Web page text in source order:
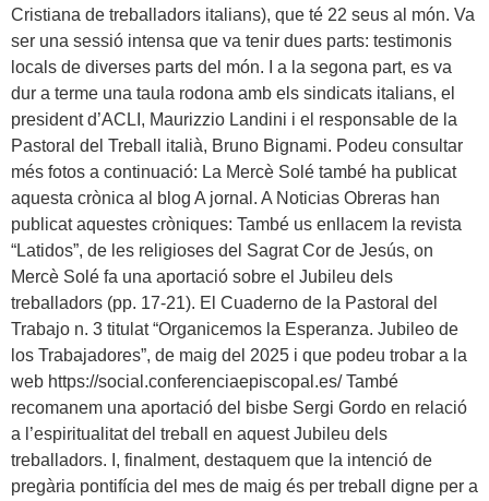
Cristiana de treballadors italians), que té 22 seus al món. Va
ser una sessió intensa que va tenir dues parts: testimonis
locals de diverses parts del món. I a la segona part, es va
dur a terme una taula rodona amb els sindicats italians, el
president d’ACLI, Maurizzio Landini i el responsable de la
Pastoral del Treball italià, Bruno Bignami. Podeu consultar
més fotos a continuació: La Mercè Solé també ha publicat
aquesta crònica al blog A jornal. A Noticias Obreras han
publicat aquestes cròniques: També us enllacem la revista
“Latidos”, de les religioses del Sagrat Cor de Jesús, on
Mercè Solé fa una aportació sobre el Jubileu dels
treballadors (pp. 17-21). El Cuaderno de la Pastoral del
Trabajo n. 3 titulat “Organicemos la Esperanza. Jubileo de
los Trabajadores”, de maig del 2025 i que podeu trobar a la
web https://social.conferenciaepiscopal.es/ També
recomanem una aportació del bisbe Sergi Gordo en relació
a l’espiritualitat del treball en aquest Jubileu dels
treballadors. I, finalment, destaquem que la intenció de
pregària pontifícia del mes de maig és per treball digne per a